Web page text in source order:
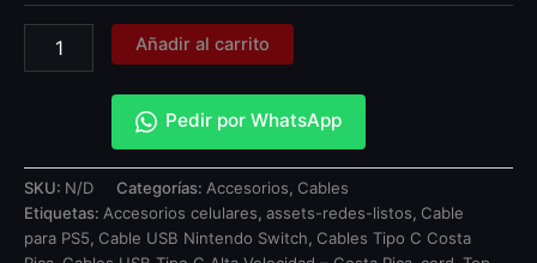
Añadir al carrito
Pedir por WhatsApp
SKU: N/D Categorías: Accesorios, Cables
Etiquetas: Accesorios celulares, assets-redes-listos, Cable
para PS5, Cable USB Nintendo Switch, Cables Tipo C Costa